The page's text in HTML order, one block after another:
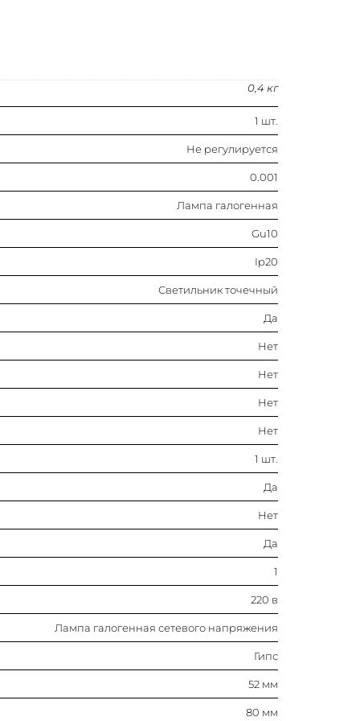
Нет
Нет
Да
220 в
напряжения
Гипс
Прочее
0,4 кг
1 шт.
Не регулируется
0.001
Лампа галогенная
Gu10
Ip20
Светильник точечный
Да
Нет
Нет
Нет
Нет
1 шт.
Да
Нет
Да
1
220 в
Лампа галогенная сетевого напряжения
Гипс
52 мм
80 мм